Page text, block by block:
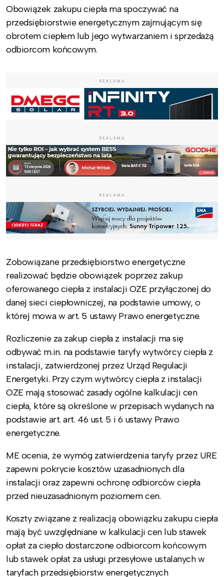
Obowiązek zakupu ciepła ma spoczywać na
przedsiębiorstwie energetycznym zajmującym się
obrotem ciepłem lub jego wytwarzaniem i sprzedażą
odbiorcom końcowym.
REKLAMA
REKLAMA
REKLAMA
Zobowiązane przedsiębiorstwo energetyczne
realizować będzie obowiązek poprzez zakup
oferowanego ciepła z instalacji OZE przyłączonej do
danej sieci ciepłowniczej, na podstawie umowy, o
której mowa w art. 5 ustawy Prawo energetyczne.
Rozliczenie za zakup ciepła z instalacji ma się
odbywać m.in. na podstawie taryfy wytwórcy ciepła z
instalacji, zatwierdzonej przez Urząd Regulacji
Energetyki. Przy czym wytwórcy ciepła z instalacji
OZE mają stosować zasady ogólne kalkulacji cen
ciepła, które są określone w przepisach wydanych na
podstawie art. art. 46 ust. 5 i 6 ustawy Prawo
energetyczne.
ME ocenia, że wymóg zatwierdzenia taryfy przez URE
zapewni pokrycie kosztów uzasadnionych dla
instalacji oraz zapewni ochronę odbiorców ciepła
przed nieuzasadnionym poziomem cen.
Koszty związane z realizacją obowiązku zakupu ciepła
mają być uwzględniane w kalkulacji cen lub stawek
opłat za ciepło dostarczone odbiorcom końcowym
lub stawek opłat za usługi przesyłowe ustalanych w
taryfach przedsiębiorstw energetycznych